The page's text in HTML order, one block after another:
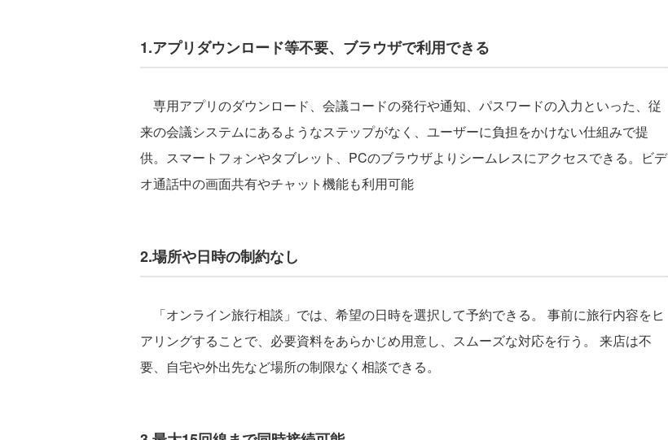
1.アプリダウンロード等不要、ブラウザで利用できる
専用アプリのダウンロード、会議コードの発行や通知、パスワードの入力といった、従
来の会議システムにあるようなステップがなく、ユーザーに負担をかけない仕組みで提
供。スマートフォンやタブレット、PCのブラウザよりシームレスにアクセスできる。ビデ
オ通話中の画面共有やチャット機能も利用可能
2.場所や日時の制約なし
「オンライン旅行相談」では、希望の日時を選択して予約できる。 事前に旅行内容をヒ
アリングすることで、必要資料をあらかじめ用意し、スムーズな対応を行う。 来店は不
要、自宅や外出先など場所の制限なく相談できる。